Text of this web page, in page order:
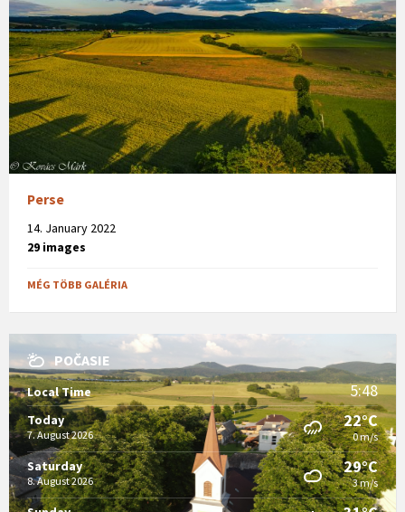
Perse
14. January 2022
29 images
MÉG TÖBB GALÉRIA
POČASIE
Local Time 5:48
Today
7. August 2026
22°C
0 m/s
Saturday
8. August 2026
29°C
3 m/s